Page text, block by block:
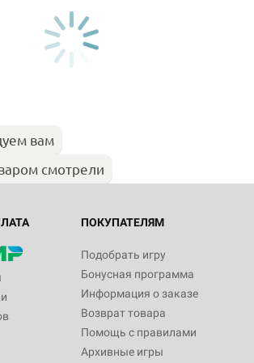
вам
смотрели
ПОКУПАТЕЛЯМ
Подобрать игру
Бонусная программа
Информация о заказе
Возврат товара
Помощь с правилами
Архивные игры